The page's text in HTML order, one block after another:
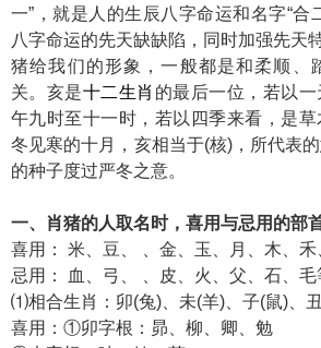
一”，就是人的生辰八字命运和名字“合
八字命运的先天缺缺陷，同时加强先天
猪给我们的形象，一般都是和柔顺、
关。亥是十二生肖 的最后一位，若以
午九时至十一时，若以四季来看，是
冬见寒的十月，亥相当于(核)，所代表
的种子度过严冬之意。
一、肖猪的人取名时，喜用与忌用的部
喜用： 米、豆、 、金、玉、月、木、禾
忌用： 血、弓、 、皮、火、父、石、毛
⑴相合生肖：卯(兔)、未(羊)、子(鼠)、
喜用：①卯字根：昴、柳、卿、勉